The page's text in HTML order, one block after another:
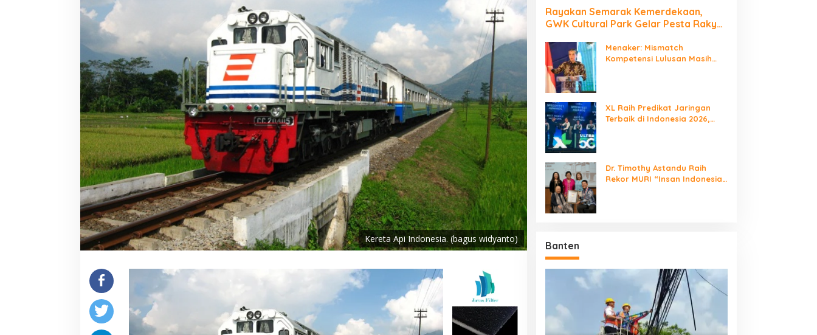
Kereta Api Indonesia. (bagus widyanto)
Rayakan Semarak Kemerdekaan,
GWK Cultural Park Gelar Pesta Rakyat
Menaker: Mismatch
Kompetensi Lulusan Masih
XL Raih Predikat Jaringan
Terbaik di Indonesia 2026,
Dr. Timothy Astandu Raih
Rekor MURI “Insan Indonesia
Banten